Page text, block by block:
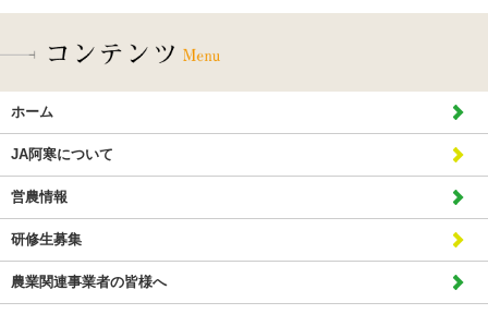
ホーム
JA阿寒について
営農情報
研修生募集
農業関連事業者の皆様へ